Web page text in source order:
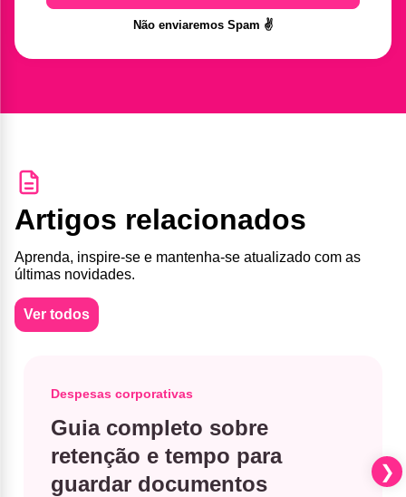
Não enviaremos Spam ✌️
Artigos relacionados
Aprenda, inspire-se e mantenha-se atualizado com as
últimas novidades.
Ver todos
Despesas corporativas
Guia completo sobre
retenção e tempo para
guardar documentos